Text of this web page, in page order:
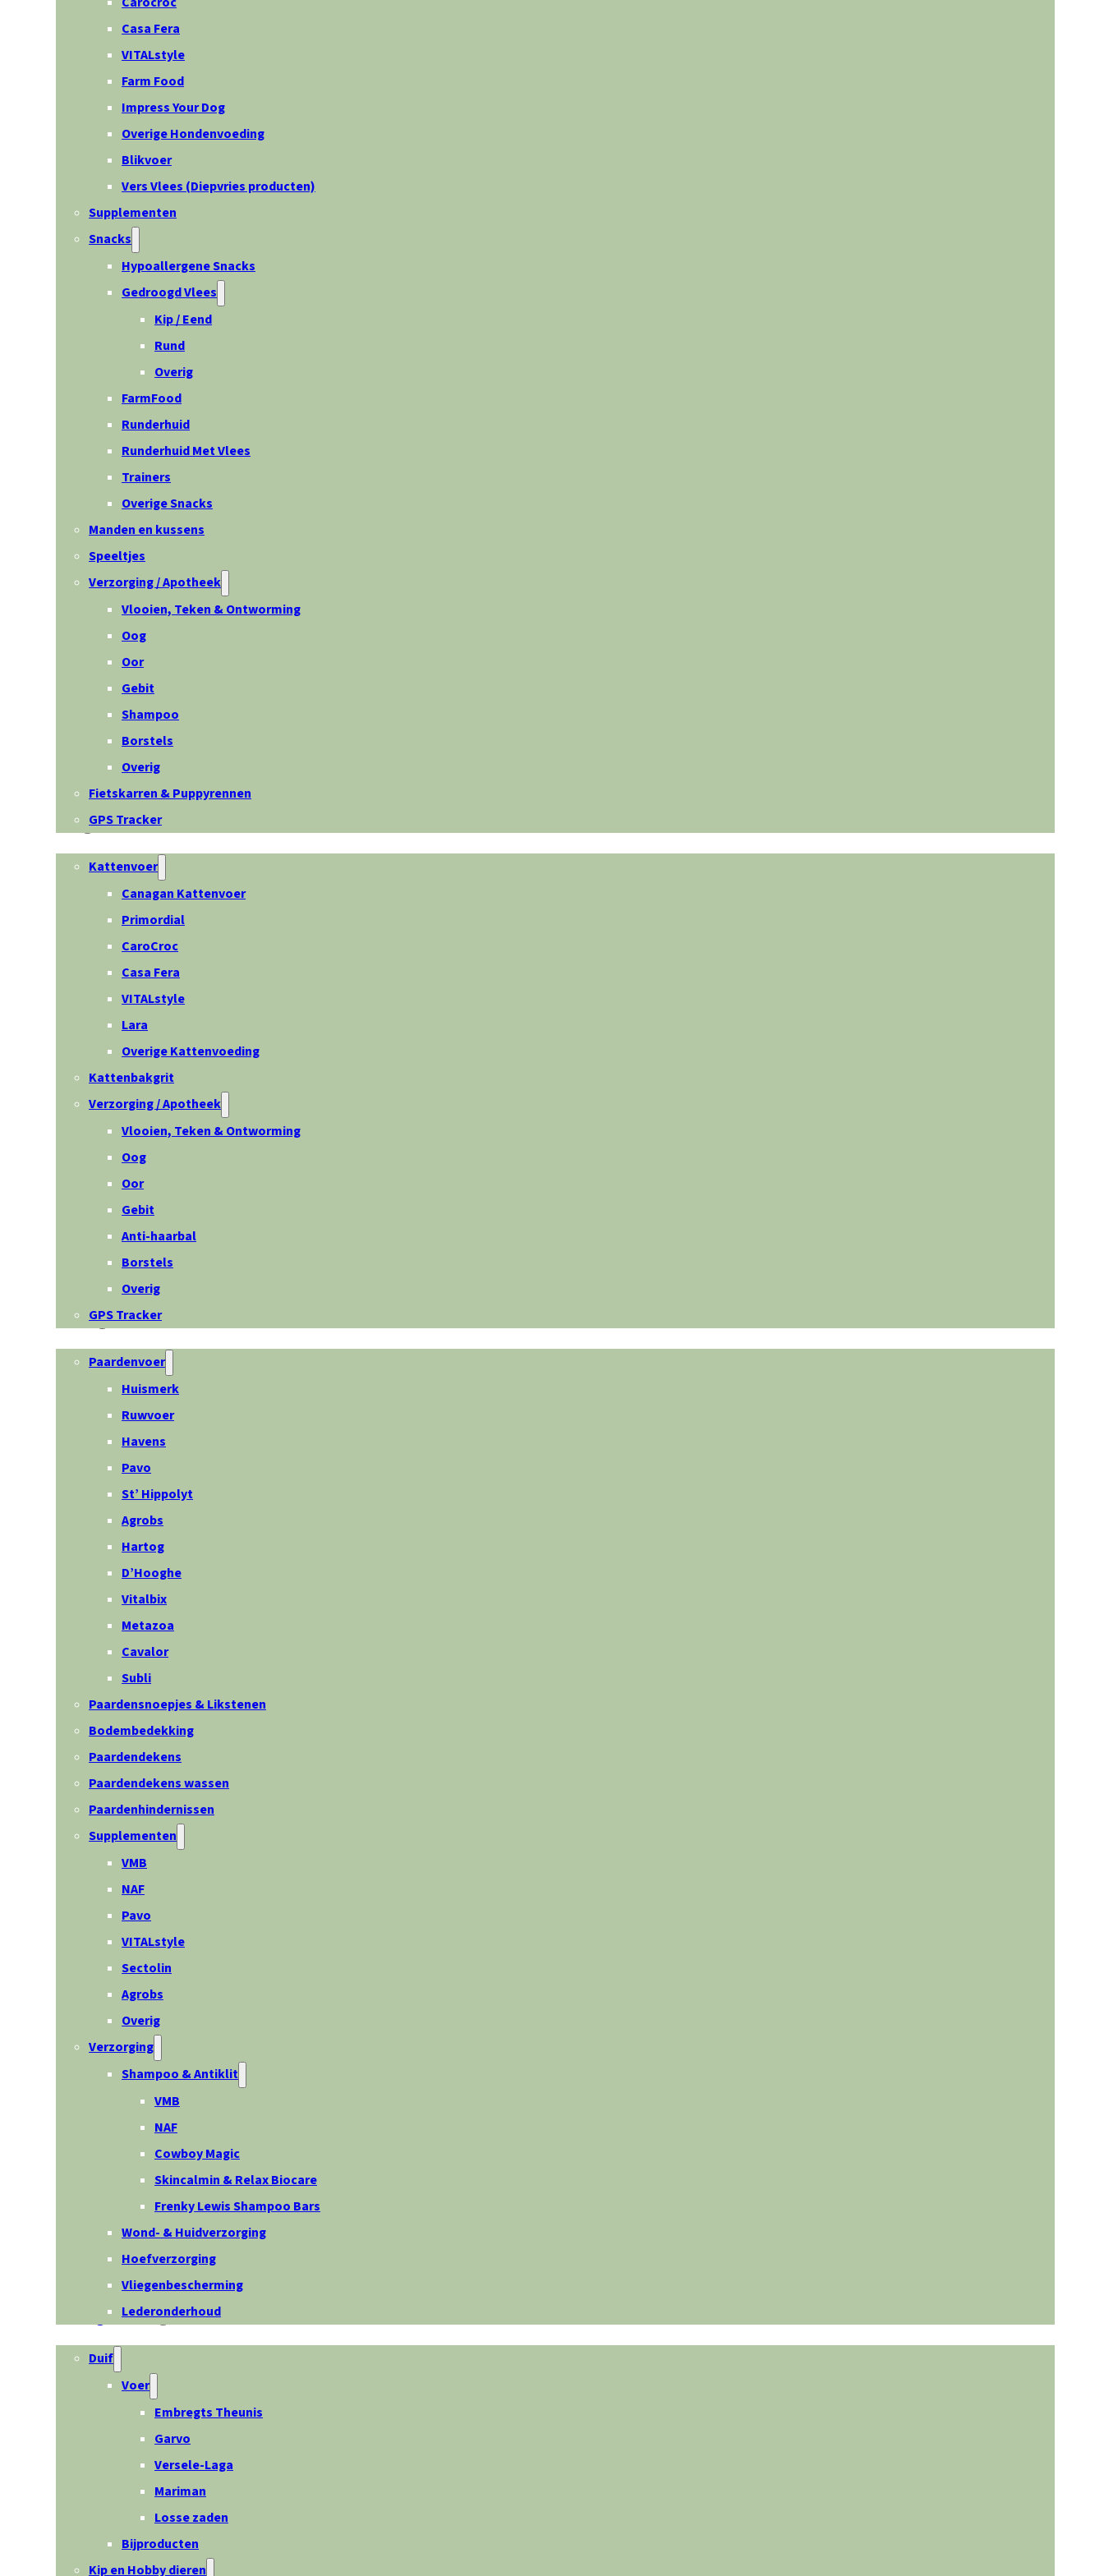
Casa Fera
VITALstyle
Farm Food
Impress Your Dog
Overige Hondenvoeding
Blikvoer
Vers Vlees (Diepvries producten)
Supplementen
Snacks
Hypoallergene Snacks
Gedroogd Vlees
Kip / Eend
Rund
Overig
FarmFood
Runderhuid
Runderhuid Met Vlees
Trainers
Overige Snacks
Manden en kussens
Speeltjes
Verzorging / Apotheek
Vlooien, Teken & Ontworming
Oog
Oor
Gebit
Shampoo
Borstels
Overig
Fietskarren & Puppyrennen
GPS Tracker
Kat
Kattenvoer
Canagan Kattenvoer
Primordial
CaroCroc
Casa Fera
VITALstyle
Lara
Overige Kattenvoeding
Kattenbakgrit
Verzorging / Apotheek
Vlooien, Teken & Ontworming
Oog
Oor
Gebit
Anti-haarbal
Borstels
Overig
GPS Tracker
Paard
Paardenvoer
Huismerk
Ruwvoer
Havens
Pavo
St’ Hippolyt
Agrobs
Hartog
D’Hooghe
Vitalbix
Metazoa
Cavalor
Subli
Paardensnoepjes & Likstenen
Bodembedekking
Paardendekens
Paardendekens wassen
Paardenhindernissen
Supplementen
VMB
NAF
Pavo
VITALstyle
Sectolin
Agrobs
Overig
Verzorging
Shampoo & Antiklit
VMB
NAF
Cowboy Magic
Skincalmin & Relax Biocare
Frenky Lewis Shampoo Bars
Wond- & Huidverzorging
Hoefverzorging
Vliegenbescherming
Lederonderhoud
Overige dieren
Duif
Voer
Embregts Theunis
Garvo
Versele-Laga
Mariman
Losse zaden
Bijproducten
Kip en Hobby dieren